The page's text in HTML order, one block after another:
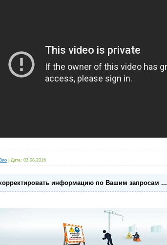
Вио Дата: 03.08.2016
информацию по Вашим запросам ...